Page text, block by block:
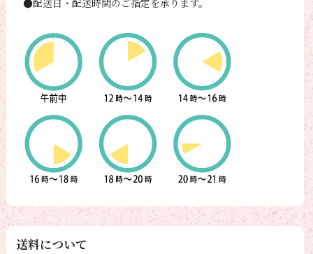
●配送日・配送時間のご指定を承ります。
送料について